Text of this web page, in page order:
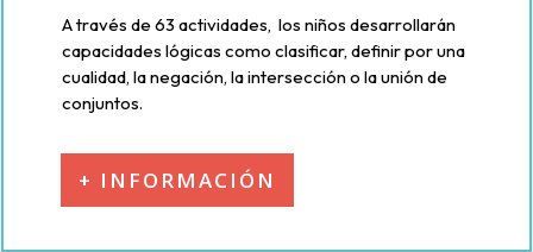
A través de 63 actividades, los niños desarrollarán
capacidades lógicas como clasificar, definir por una
cualidad, la negación, la intersección o la unión de
conjuntos.
+ INFORMACIÓN